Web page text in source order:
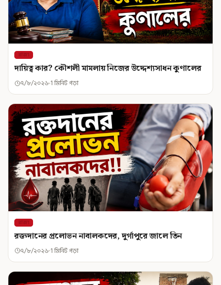
রাজ্য
দায়িত্ব কার? কৌশলী মামলায় নিজের উদ্দেশ্যসাধন কুণালের
৭/৮/২০২৬ 1 মিনিট পড়া
রাজ্য
রক্তদানের প্রলোভন নাবালকদের, দুর্গাপুরে জালে তিন
৭/৮/২০২৬ 1 মিনিট পড়া